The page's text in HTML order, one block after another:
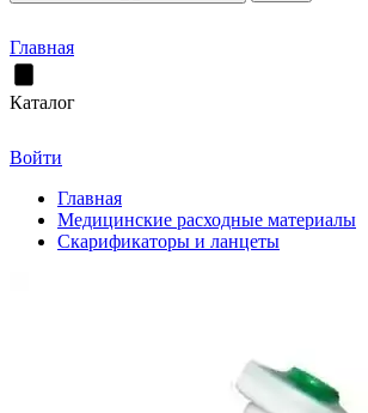
Главная
Каталог
Войти
Главная
Медицинские расходные материалы
Скарификаторы и ланцеты